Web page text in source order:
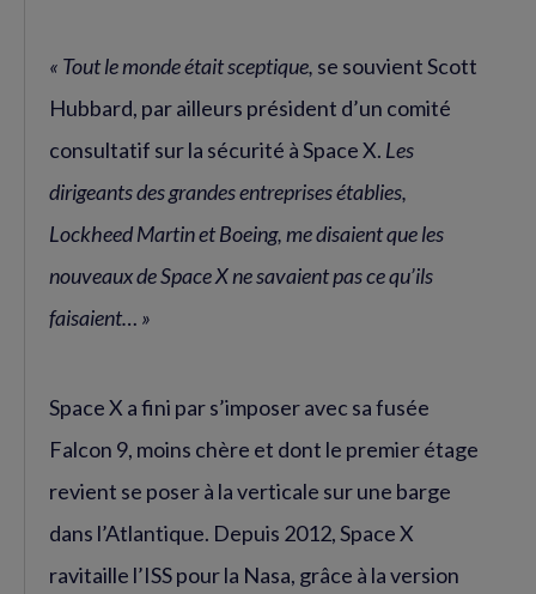
« Tout le monde était sceptique, se souvient Scott
Hubbard, par ailleurs président d’un comité
consultatif sur la sécurité à Space X. Les
dirigeants des grandes entreprises établies,
Lockheed Martin et Boeing, me disaient que les
nouveaux de Space X ne savaient pas ce qu’ils
faisaient… »
Space X a fini par s’imposer avec sa fusée
Falcon 9, moins chère et dont le premier étage
revient se poser à la verticale sur une barge
dans l’Atlantique. Depuis 2012, Space X
ravitaille l’ISS pour la Nasa, grâce à la version